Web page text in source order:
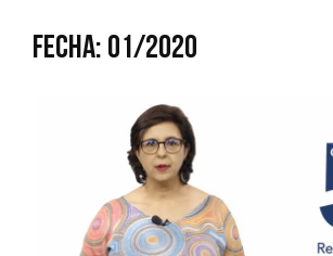
FECHA: 01/2020